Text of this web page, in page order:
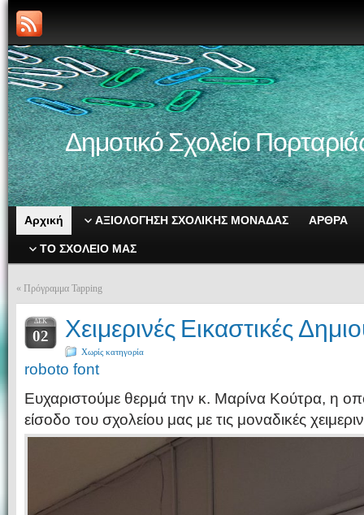
Δημοτικό Σχολείο
Αρχική ΑΞΙΟΛΟΓΗΣΗ ΣΧΟΛΙΚΗΣ ΜΟΝΑΔΑΣ ΑΡΘΡΑ
ΤΟ ΣΧΟΛΕΙΟ ΜΑΣ
« Πρόγραμμα Tapping
ΔΕΚ
02 Χειμερινές Εικαστικές
Χωρίς κατηγορία
roboto font
Ευχαριστούμε θερμά την κ. Μαρίνα Κούτρα, η
είσοδο του σχολείου μας με τις μοναδικές